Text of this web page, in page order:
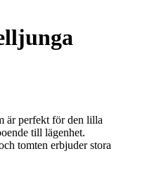
är perfekt för den lilla
till lägenhet.
tomten erbjuder stora